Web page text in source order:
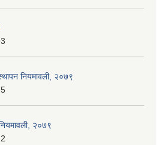
नियमावली, २०७९
२०७९